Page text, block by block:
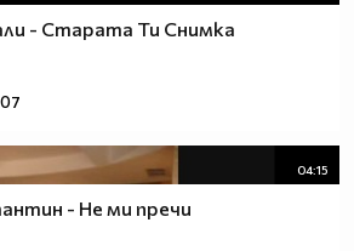
- Старата Ти Снимка
04:15
- Не ми пречи